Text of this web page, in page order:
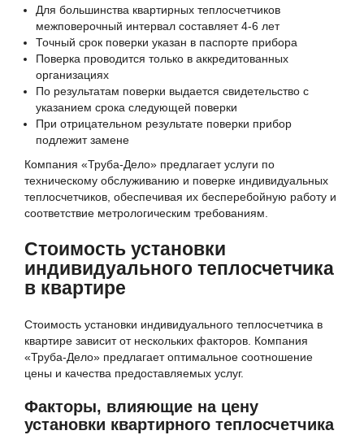
Для большинства квартирных теплосчетчиков
межповерочный интервал составляет 4-6 лет
Точный срок поверки указан в паспорте прибора
Поверка проводится только в аккредитованных
организациях
По результатам поверки выдается свидетельство с
указанием срока следующей поверки
При отрицательном результате поверки прибор
подлежит замене
Компания «Труба-Дело» предлагает услуги по
техническому обслуживанию и поверке индивидуальных
теплосчетчиков, обеспечивая их бесперебойную работу и
соответствие метрологическим требованиям.
Стоимость установки
индивидуального теплосчетчика
в квартире
Стоимость установки индивидуального теплосчетчика в
квартире зависит от нескольких факторов. Компания
«Труба-Дело» предлагает оптимальное соотношение
цены и качества предоставляемых услуг.
Факторы, влияющие на цену
установки квартирного теплосчетчика